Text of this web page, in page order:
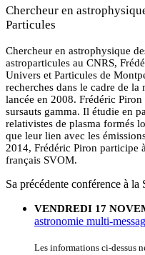
Chercheur en
Particules
Chercheur en astrophysique
astroparticules au CNRS,
Univers et Particules de
recherches dans le cadre de
lancée en 2008. Frédéric
sursauts gamma. Il étudie en
relativistes de plasma formés
que leur lien avec les
2014, Frédéric Piron participe
français SVOM.
Sa précédente conférence à la
VENDREDI 17
astronomie multi-
Les informations ci-dessus